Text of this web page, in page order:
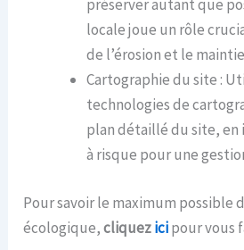
préserver autant que
locale joue un rôle
de l’érosion et le
Cartographie du site :
technologies de
plan détaillé du site, en
à risque pour une
Pour savoir le maximum possible
écologique,cliquezicipour vous